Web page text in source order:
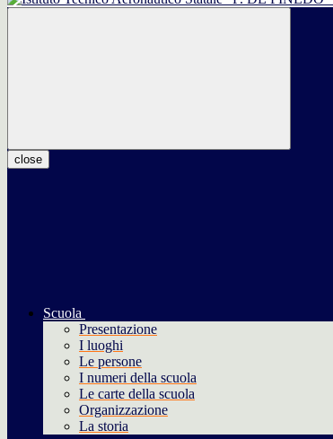
close
Scuola
Presentazione
I luoghi
Le persone
I numeri della scuola
Le carte della scuola
Organizzazione
La storia